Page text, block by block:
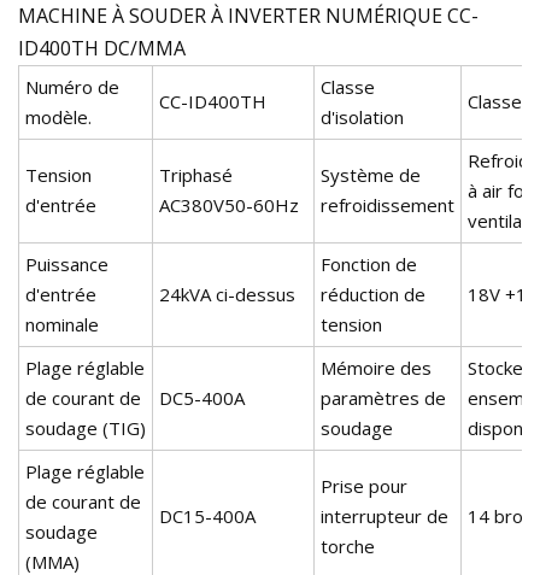
MACHINE À SOUDER À INVERTER NUMÉRIQUE CC-
ID400TH DC/MMA
Numéro de
modèle.
CC-ID400TH
Classe
d'isolation
Classe H
Tension
d'entrée
Triphasé
AC380V50-60Hz
Système de
refroidissement
à air
Puissance
d'entrée
nominale
24kVA ci-dessus
Fonction de
réduction de
tension
18V
Plage réglable
de courant de
soudage (TIG)
DC5-400A
Mémoire des
paramètres de
soudage
Stockez
Plage réglable
de courant de
soudage
(MMA)
DC15-400A
Prise pour
interrupteur de
torche
14